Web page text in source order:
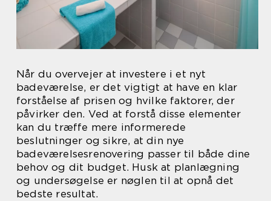
Når du overvejer at investere i et nyt
badeværelse, er det vigtigt at have en klar
forståelse af prisen og hvilke faktorer, der
påvirker den. Ved at forstå disse elementer
kan du træffe mere informerede
beslutninger og sikre, at din nye
badeværelsesrenovering passer til både dine
behov og dit budget. Husk at planlægning
og undersøgelse er nøglen til at opnå det
bedste resultat.